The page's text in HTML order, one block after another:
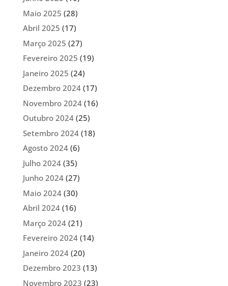
Maio 2025 (28)
Abril 2025 (17)
Março 2025 (27)
Fevereiro 2025 (19)
Janeiro 2025 (24)
Dezembro 2024(17)
Novembro 2024(16)
Outubro 2024(25)
Setembro 2024(18)
Agosto 2024(6)
Julho 2024(35)
Junho 2024(27)
Maio 2024(30)
Abril 2024(16)
Março 2024(21)
Fevereiro 2024(14)
Janeiro 2024(20)
Dezembro 2023 (13)
Novembro 2023 (23)